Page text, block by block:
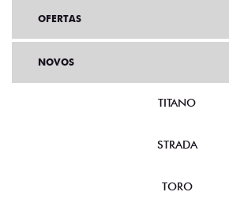
OFERTAS
NOVOS
TITANO
STRADA
TORO